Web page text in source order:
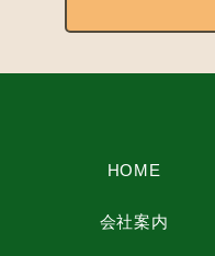
HOME
会社案内